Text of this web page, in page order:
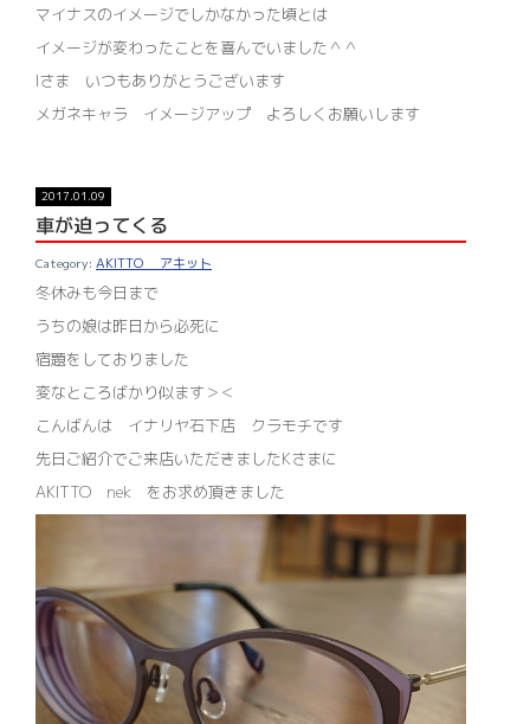
マイナスのイメージでしかなかった頃とは
イメージが変わったことを喜んでいました＾＾
Iさま いつもありがとうございます
メガネキャラ イメージアップ よろしくお願いします
2017.01.09
AKITTO アキット
車が迫ってくる
冬休みも今日まで
うちの娘は昨日から必死に
宿題をしておりました
変なところばかり似ます＞＜
こんばんは イナリヤ石下店 クラモチです
先日ご紹介でご来店いただきましたKさまに
AKITTO nek をお求め頂きました